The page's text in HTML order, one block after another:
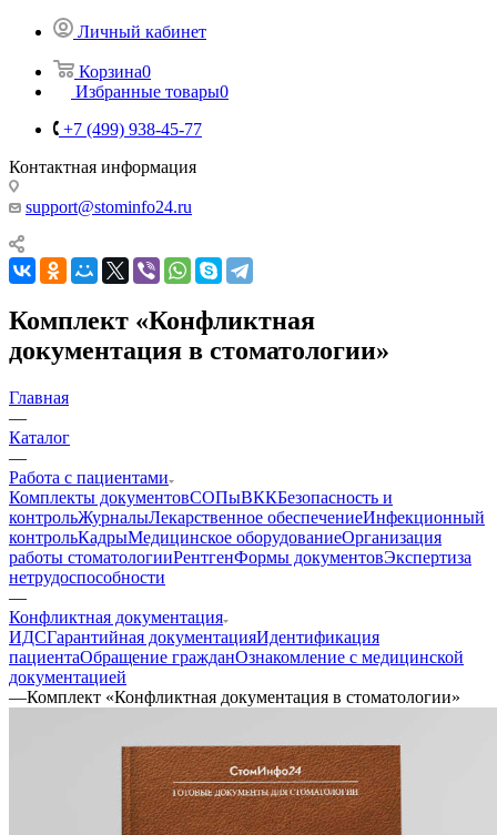
Личный кабинет
Корзина0
Избранные товары0
+7 (499) 938-45-77
Контактная информация
support@stominfo24.ru
Комплект «Конфликтная
документация в стоматологии»
Главная
—
Каталог
—
Работа с пациентами
Комплекты документовСОПыВККБезопасность и
контрольЖурналыЛекарственное обеспечениеИнфекционный
контрольКадрыМедицинское оборудованиеОрганизация
работы стоматологииРентгенФормы документовЭкспертиза
нетрудоспособности
—
Конфликтная документация
ИДСГарантийная документацияИдентификация
пациентаОбращение гражданОзнакомление с медицинской
документацией
—Комплект «Конфликтная документация в стоматологии»